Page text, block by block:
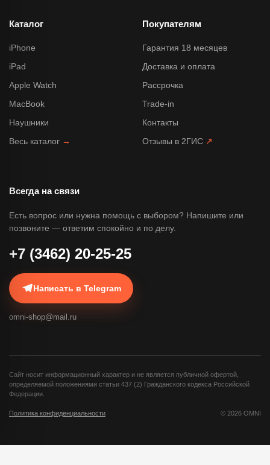
Каталог
iPhone
iPad
Apple Watch
MacBook
Наушники
Весь каталог →
Покупателям
Гарантия 18 месяцев
Доставка и оплата
Рассрочка
Trade-in
Контакты
Отзывы в 2ГИС ↗
Всегда на связи
Есть вопрос или нужна помощь с выбором? Напишите или
позвоните — ответим спокойно и по делу.
+7 (3462) 20-25-25
Написать в Telegram
omni-shop@mail.ru
Сайт носит информационный характер и не является публичной офертой,
определяемой положениями статьи 437 (2) Гражданского кодекса Российской
Федерации.
Политика конфиденциальности © 2026 OMNI